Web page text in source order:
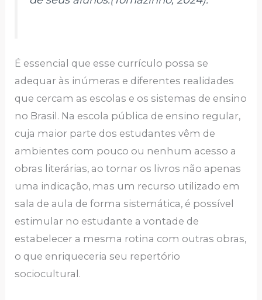
É essencial que esse currículo possa se
adequar às inúmeras e diferentes realidades
que cercam as escolas e os sistemas de ensino
no Brasil. Na escola pública de ensino regular,
cuja maior parte dos estudantes vêm de
ambientes com pouco ou nenhum acesso a
obras literárias, ao tornar os livros não apenas
uma indicação, mas um recurso utilizado em
sala de aula de forma sistemática, é possível
estimular no estudante a vontade de
estabelecer a mesma rotina com outras obras,
o que enriqueceria seu repertório
sociocultural.